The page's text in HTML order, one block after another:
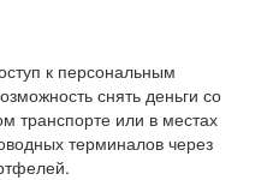
к персональным
снять деньги со
транспорте или в местах
терминалов через